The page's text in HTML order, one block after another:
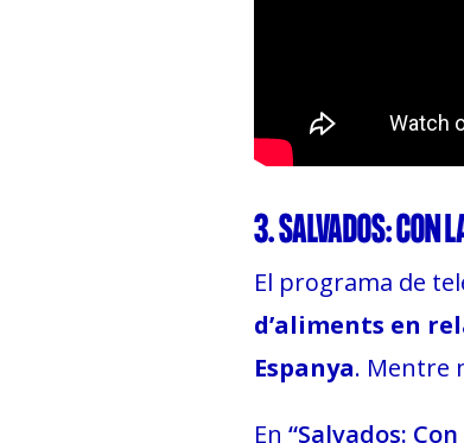
3. SALVADOS: CON
El programa de
d’aliments en
Espanya. Mentre
En“Salvados: